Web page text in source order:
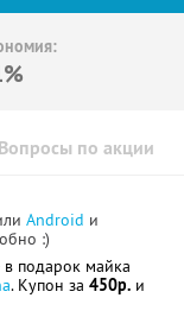
Вопросы по акции
Android и
:)
подарок майка
. Купон за 450р. и